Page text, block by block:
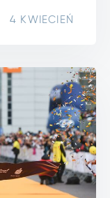
4 KWIECIEŃ